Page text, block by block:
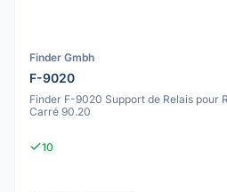
Finder Gmbh
F-9020
Finder F-9020 Support de Relais pour
Carré 90.20
10